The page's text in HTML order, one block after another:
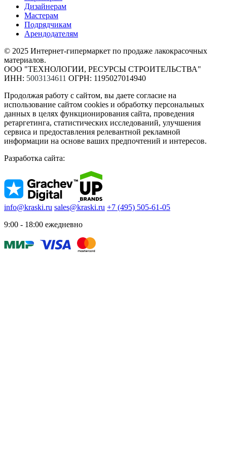
Дизайнерам
Мастерам
Подрядчикам
Арендодателям
© 2025 Интернет-гипермаркет по продаже лакокрасочных
материалов.
ООО "ТЕХНОЛОГИИ, РЕСУРСЫ СТРОИТЕЛЬСТВА"
ИНН: 5003134611 ОГРН: 1195027014940
Продолжая работу с сайтом, вы даете согласие на
использование сайтом cookies и обработку персональных
данных в целях функционирования сайта, проведения
ретаргетинга, статистических исследований, улучшения
сервиса и предоставления релевантной рекламной
информации на основе ваших предпочтений и интересов.
Разработка сайта:
info@kraski.ru sales@kraski.ru +7 (495) 505-61-05
9:00 - 18:00 ежедневно